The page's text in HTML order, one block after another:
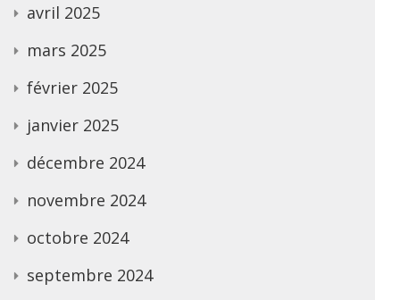
avril 2025
mars 2025
février 2025
janvier 2025
décembre 2024
novembre 2024
octobre 2024
septembre 2024